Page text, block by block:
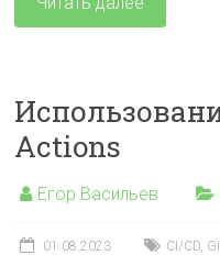
Actions
Егор Васильев
01.08.2023 CI/CD,